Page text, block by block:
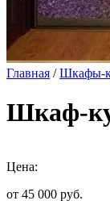
Главная /Шкафы-
Шкаф-
Цена:
от 45 000 руб.